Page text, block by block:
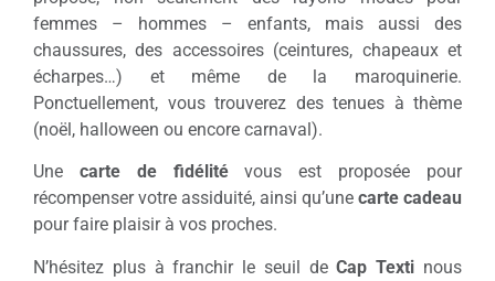
femmes – hommes – enfants, mais aussi des
chaussures, des accessoires (ceintures, chapeaux et
écharpes…) et même de la maroquinerie.
Ponctuellement, vous trouverez des tenues à thème
(noël, halloween ou encore carnaval).
Une carte de fidélitévous est proposée pour
récompenser votre assiduité, ainsi qu’une carte cadeau
pour faire plaisir à vos proches.
N’hésitez plus à franchir le seuil deCap Texti nous